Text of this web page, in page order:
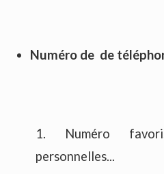
Numéro de de
1. Numéro
personnelles...